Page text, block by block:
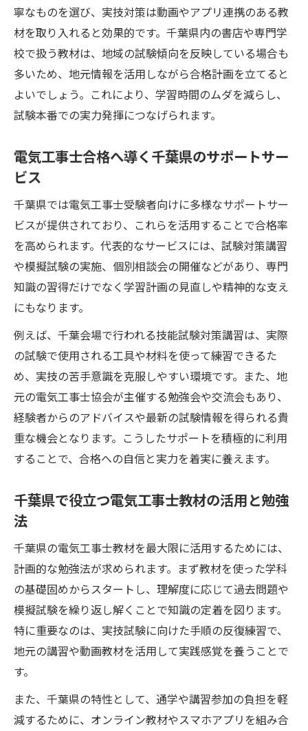
寧なものを選び、実技対策は動画やアプリ連携のある教
材を取り入れると効果的です。千葉県内の書店や専門学
校で扱う教材は、地域の試験傾向を反映している場合も
多いため、地元情報を活用しながら合格計画を立てると
よいでしょう。これにより、学習時間のムダを減らし、
試験本番での実力発揮につなげられます。
電気工事士合格へ導く千葉県のサポートサー
ビス
千葉県では電気工事士受験者向けに多様なサポートサー
ビスが提供されており、これらを活用することで合格率
を高められます。代表的なサービスには、試験対策講習
や模擬試験の実施、個別相談会の開催などがあり、専門
知識の習得だけでなく学習計画の見直しや精神的な支え
にもなります。
例えば、千葉会場で行われる技能試験対策講習は、実際
の試験で使用される工具や材料を使って練習できるた
め、実技の苦手意識を克服しやすい環境です。また、地
元の電気工事士協会が主催する勉強会や交流会もあり、
経験者からのアドバイスや最新の試験情報を得られる貴
重な機会となります。こうしたサポートを積極的に利用
することで、合格への自信と実力を着実に養えます。
千葉県で役立つ電気工事士教材の活用と勉強
法
千葉県の電気工事士教材を最大限に活用するためには、
計画的な勉強法が求められます。まず教材を使った学科
の基礎固めからスタートし、理解度に応じて過去問題や
模擬試験を繰り返し解くことで知識の定着を図ります。
特に重要なのは、実技試験に向けた手順の反復練習で、
地元の講習や動画教材を活用して実践感覚を養うことで
す。
また、千葉県の特性として、通学や講習参加の負担を軽
減するために、オンライン教材やスマホアプリを組み合